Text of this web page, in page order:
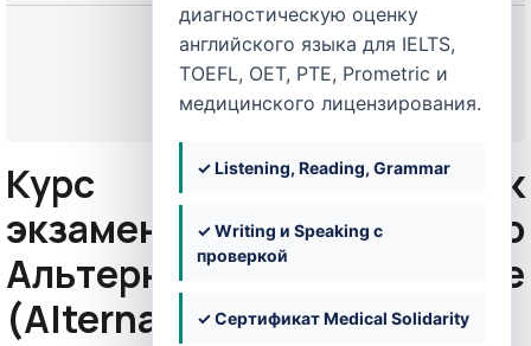
диагностическую оценку
английского языка для IELTS,
TOEFL, OET, PTE, Prometric и
медицинского лицензирования.
✓ Listening, Reading, Grammar
✓ Writing и Speaking с
проверкой
✓ Сертификат Medical Solidarity
Начать
или Войти
Курс подготовки к
экзамену Prometric по
Альтернативной медицине
(Alternative Medicine)